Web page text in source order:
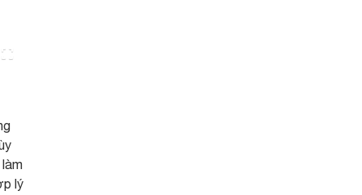
lý